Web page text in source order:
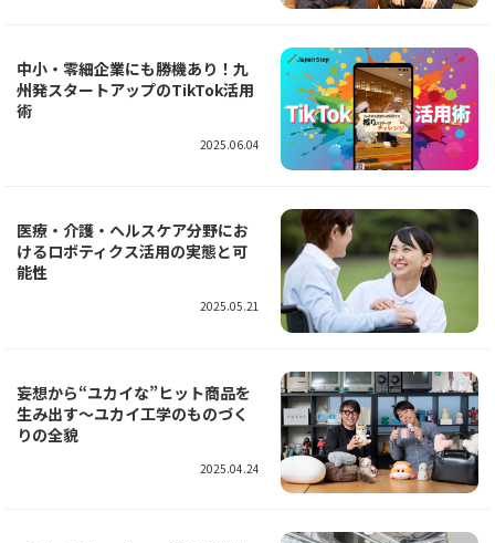
中小・零細企業にも勝機あり！九
州発スタートアップのTikTok活用
術
2025.06.04
医療・介護・ヘルスケア分野にお
けるロボティクス活用の実態と可
能性
2025.05.21
妄想から“ユカイな”ヒット商品を
生み出す～ユカイ工学のものづく
りの全貌
2025.04.24